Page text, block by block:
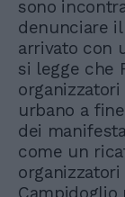
sono
denunciare
arrivato con
si legge che
urbano a
dei
come un